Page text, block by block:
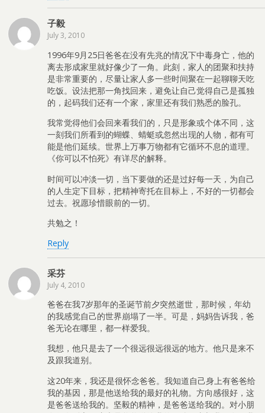
子毅
July 3, 2010
1996年9月25日爸爸在没有先兆的情况下中毒身亡，他的
离去形成家里就好像少了一角。此刻，家人的团聚和扶持
是非常重要的，尽量让家人多一些时间聚在一起聊聊天吃
吃饭。设法把那一角找回来，避免让自己觉得自己是孤独
的，起码我们还有一个家，家里还有我们熟悉的脸孔。
我常觉得他们会回来看我们的，只是形象或个体不同，这
一刻我们所看到的蝴蝶、蜻蜓或忽然出现的人物，都有可
能是他们延续。世界上万事万物都有它循环不息的道理。
《你可以不怕死》有详尽的解释。
时间可以冲淡一切，当下要做的还是过好每一天，为自己
的人生定下目标，把精神寄托在目标上，不好的一切都会
过去。祝愿珍惜眼前的一切。
共勉之！
Reply
采芬
July 4, 2010
爸爸在我7岁那年的圣诞节前夕突然逝世，那时候，年幼
的我感觉自己的世界崩塌了一半。可是，妈妈告诉我，爸
爸无论在哪里，都一样爱我。
我想，他只是去了一个很远很远很远的地方。他只是来不
及跟我道别。
这20年来，我还是很怀念爸爸。我知道自己身上有爸爸给
我的基因，那是他送给我的最好的礼物。方向感很好，这
是爸爸送给我的。坚毅的精神，是爸爸送给我的。对小朋